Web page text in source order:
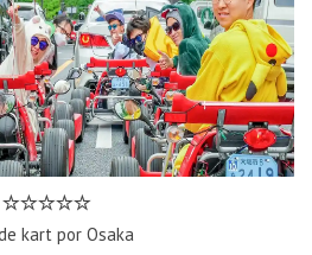
kart por Osaka